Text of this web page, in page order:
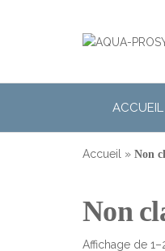
ACCUEIL
Accueil » Non
Non
Affichage de